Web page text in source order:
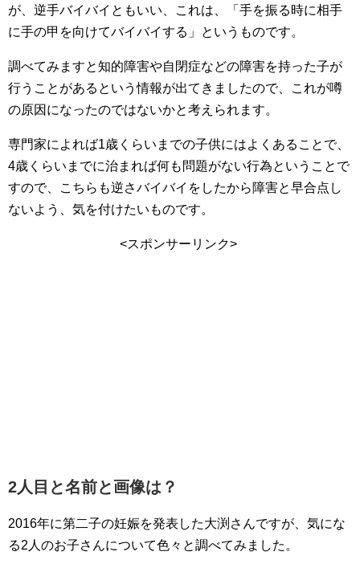
が、逆手バイバイともいい、これは、
手を振る時に相手
に手の甲を向けてバイバイする
というものです。
調べてみますと知的障害や自閉症などの障害を持った子が
行うことがあるという情報が出てきましたので、これが噂
の原因になったのではないかと考えられます。
専門家によれば1歳くらいまでの子供にはよくあることで、
4歳くらいまでに治まれば何も問題がない行為ということで
すので、こちらも逆さバイバイをしたから障害と早合点し
ないよう、気を付けたいものです。
<スポンサーリンク>
2人目と名前と画像は？
2016年に第二子の妊娠を発表した大渕さんですが、気にな
る2人のお子さんについて色々と調べてみました。